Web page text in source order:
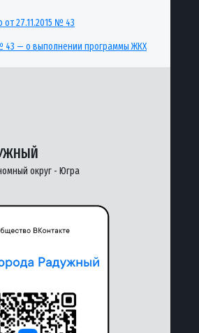
27.11.2015 № 43
43 — о выполнении программы ЖКХ
округ - Югра